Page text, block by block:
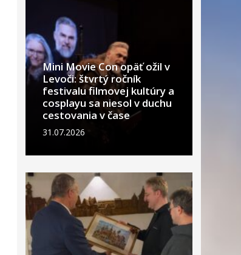
Mini Movie Con opäť ožil v
Levoči: štvrtý ročník
festivalu filmovej kultúry a
cosplayu sa niesol v duchu
cestovania v čase
31.07.2026